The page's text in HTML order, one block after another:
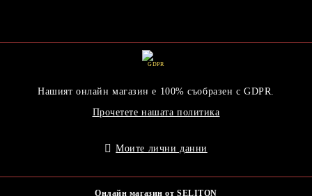
GDPR
Нашият онлайн магазин е 100% съобразен с GDPR.
Прочетете нашата политика
Моите лични данни
Онлайн магазин от SELITON